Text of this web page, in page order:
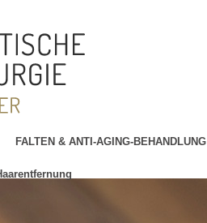
FALTEN & ANTI-AGING-BEHANDLUNG